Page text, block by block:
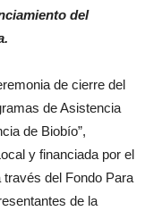
del
de cierre del
de Asistencia
de Biobío”,
y financiada por el
del Fondo Para
de la